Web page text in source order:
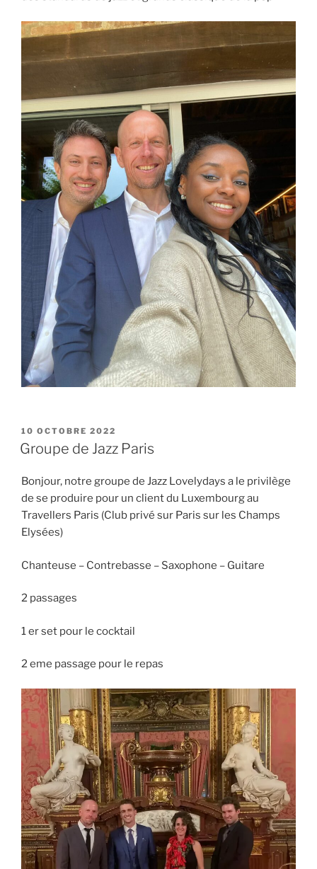
PUBLIÉ
LE
10 OCTOBRE 2022
Groupe de Jazz Paris
Bonjour, notre groupe de Jazz Lovelydays a le privilège
de se produire pour un client du Luxembourg au
Travellers Paris (Club privé sur Paris sur les Champs
Elysées)
Chanteuse – Contrebasse – Saxophone – Guitare
2 passages
1 er set pour le cocktail
2 eme passage pour le repas